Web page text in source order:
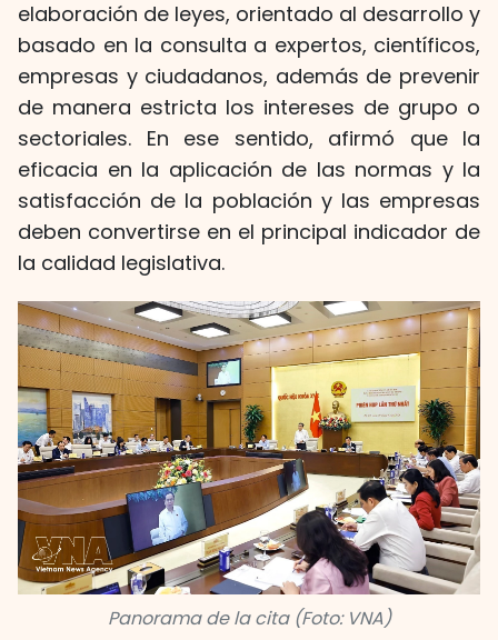
elaboración de leyes, orientado al desarrollo y
basado en la consulta a expertos, científicos,
empresas y ciudadanos, además de prevenir
de manera estricta los intereses de grupo o
sectoriales. En ese sentido, afirmó que la
eficacia en la aplicación de las normas y la
satisfacción de la población y las empresas
deben convertirse en el principal indicador de
la calidad legislativa.
Panorama de la cita (Foto: VNA)